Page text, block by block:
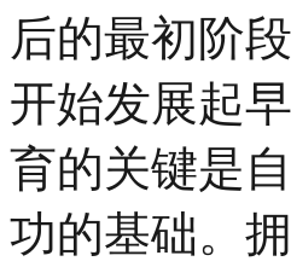
后的最初阶
开始发展起
育的关键是
功的基础。